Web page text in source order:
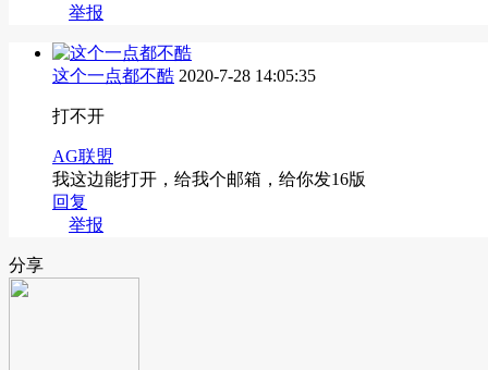
举报
这个一点都不酷 2020-7-28 14:05:35
打不开
AG联盟
我这边能打开，给我个邮箱，给你发16版
回复
举报
分享